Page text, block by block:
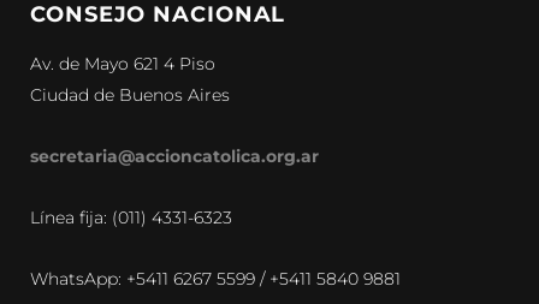
CONSEJO NACIONAL
Av. de Mayo 621 4 Piso
Ciudad de Buenos Aires
secretaria@accioncatolica.org.ar
Línea fija: (011) 4331-6323
WhatsApp: +5411 6267 5599 / +5411 5840 9881